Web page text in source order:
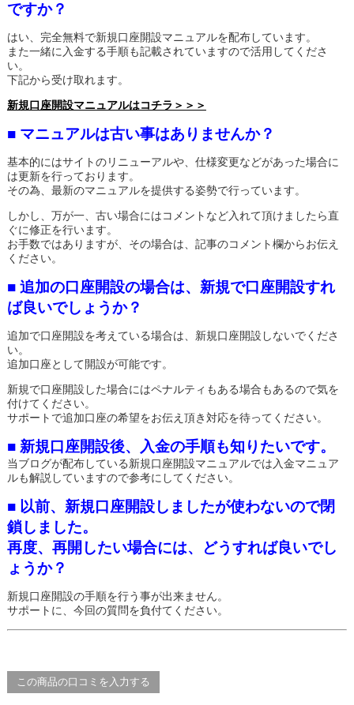
ですか？
はい、完全無料で新規口座開設マニュアルを配布しています。
また一緒に入金する手順も記載されていますので活用してくださ
い。
下記から受け取れます。
新規口座開設マニュアルはコチラ＞＞＞
■ マニュアルは古い事はありませんか？
基本的にはサイトのリニューアルや、仕様変更などがあった場合に
は更新を行っております。
その為、最新のマニュアルを提供する姿勢で行っています。
しかし、万が一、古い場合にはコメントなど入れて頂けましたら直
ぐに修正を行います。
お手数ではありますが、その場合は、記事のコメント欄からお伝え
ください。
■ 追加の口座開設の場合は、新規で口座開設すれ
ば良いでしょうか？
追加で口座開設を考えている場合は、新規口座開設しないでくださ
い。
追加口座として開設が可能です。
新規で口座開設した場合にはペナルティもある場合もあるので気を
付けてください。
サポートで追加口座の希望をお伝え頂き対応を待ってください。
■ 新規口座開設後、入金の手順も知りたいです。
当ブログが配布している新規口座開設マニュアルでは入金マニュア
ルも解説していますので参考にしてください。
■ 以前、新規口座開設しましたが使わないので閉
鎖しました。
再度、再開したい場合には、どうすれば良いでし
ょうか？
新規口座開設の手順を行う事が出来ません。
サポートに、今回の質問を負付てください。
この商品の口コミを入力する